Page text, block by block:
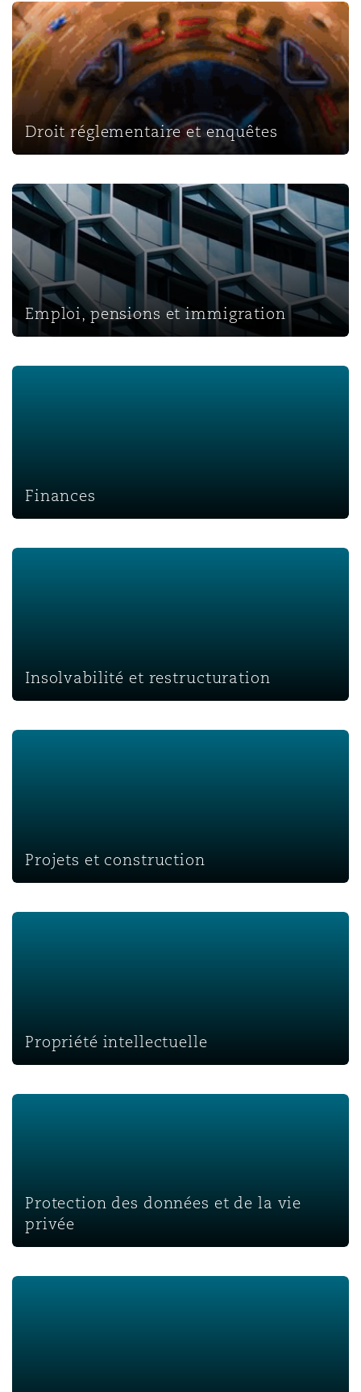
Droit réglementaire et enquêtes
Droit réglementaire et enquêtes
Emploi, pensions et immigration
Emploi, pensions et immigration
Finances
Finances
Insolvabilité et restructuration
Insolvabilité et restructuration
Projets et construction
Projets et construction
Propriété intellectuelle
Propriété intellectuelle
Protection des données et de la vie privée
Protection des données et de la vie
privée
Règlement de différends